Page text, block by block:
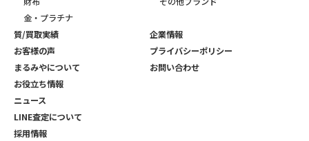
金・プラチナ
質/買取実績
お客様の声
まるみやについて
お役立ち情報
ニュース
LINE査定について
採用情報
企業情報
プライバシーポリシー
お問い合わせ